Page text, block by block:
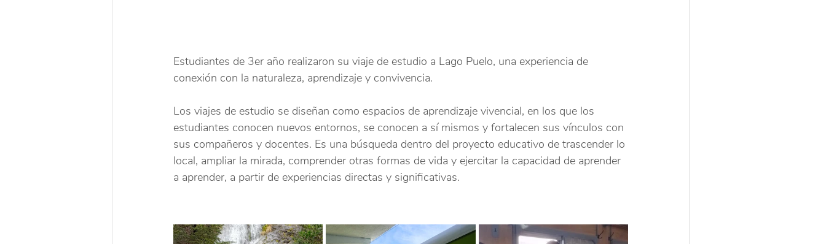
Estudiantes de 3er año realizaron su viaje de estudio a Lago Puelo, una experiencia de
conexión con la naturaleza, aprendizaje y convivencia.
Los viajes de estudio se diseñan como espacios de aprendizaje vivencial, en los que los
estudiantes conocen nuevos entornos, se conocen a sí mismos y fortalecen sus vínculos con
sus compañeros y docentes. Es una búsqueda dentro del proyecto educativo de trascender lo
local, ampliar la mirada, comprender otras formas de vida y ejercitar la capacidad de aprender
a aprender, a partir de experiencias directas y significativas.